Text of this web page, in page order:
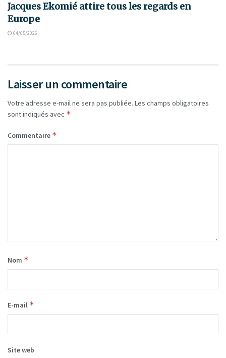
Jacques Ekomié attire tous les regards en
Europe
04/05/2026
Laisser un commentaire
Votre adresse e-mail ne sera pas publiée. Les champs obligatoires
sont indiqués avec *
Commentaire *
Nom *
E-mail *
Site web